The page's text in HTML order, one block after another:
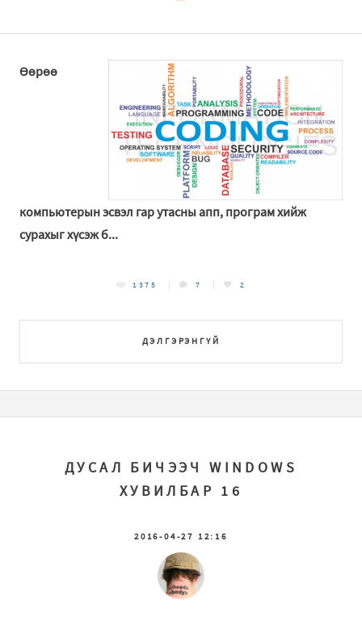
Өөрөө
компьютерын эсвэл гар утасны апп, програм хийж
сурахыг хүсэж б...
ДЭЛГЭРЭНГҮЙ
1375 7 2
ДУСАЛ БИЧЭЭЧ WINDOWS
ХУВИЛБАР 16
2016-04-27 12:16